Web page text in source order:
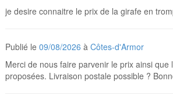
je desire connaitre le prix de la girafe en
Publié le09/08/2026 àCôtes-d'Armor
Merci de nous faire parvenir le prix ainsi que
proposées. Livraison postale possible ?